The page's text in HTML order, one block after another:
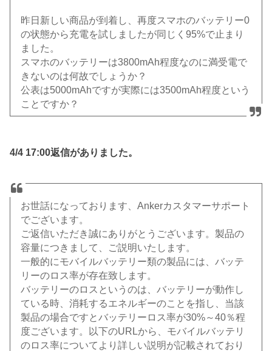
昨日新しい商品が到着し、再度スマホのバッテリー0
の状態から充電を試しましたが同じく95%で止まり
ました。
スマホのバッテリーは3800mAh程度なのに満受電で
きないのは何故でしょうか？
公表は5000mAhですが実際には3500mAh程度という
こ とですか？
4/4 17:00返信がありました。
お世話になっております、Ankerカスタマーサポート
でござい ます。
ご返信いただき誠にありがとうございます。製品の
容量につきまして、ご説明いたします。
一般的にモバイルバッテリー類の製品には、バッテ
リーのロス率が存在致します。
バッテリーのロスというのは、バッテリーが動作し
ている時、消耗するエネルギーのことを指し、当該
製品の場合ですとバッテリーロ ス率が30%～40％程
度ございます。以下のURLから、モバイルバッテリ
のロス率についてより詳しい説明が記載されており